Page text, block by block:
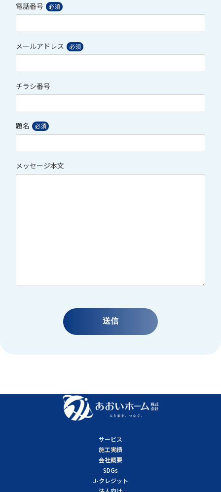
電話番号
メールアドレス
チラシ番号
題名
メッセージ本文
サービス
施工実績
会社概要
SDGs
J-クレジット